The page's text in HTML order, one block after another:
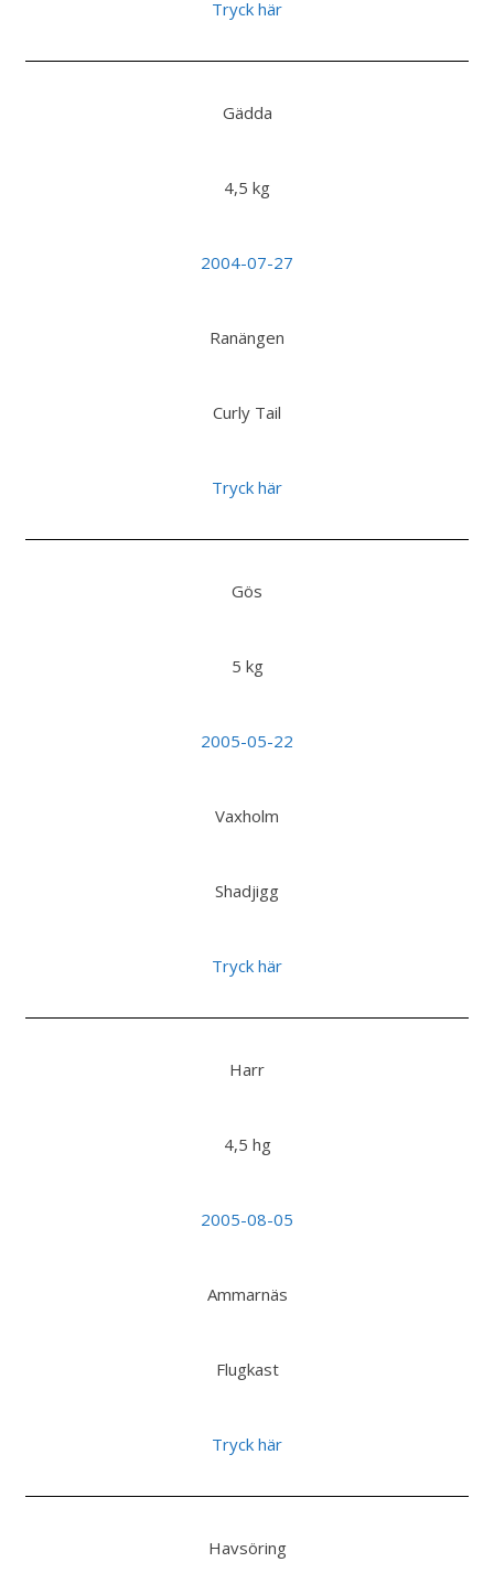
Tryck här
Gädda
4,5 kg
2004-07-27
Ranängen
Curly Tail
Tryck här
Gös
5 kg
2005-05-22
Vaxholm
Shadjigg
Tryck här
Harr
4,5 hg
2005-08-05
Ammarnäs
Flugkast
Tryck här
Havsöring